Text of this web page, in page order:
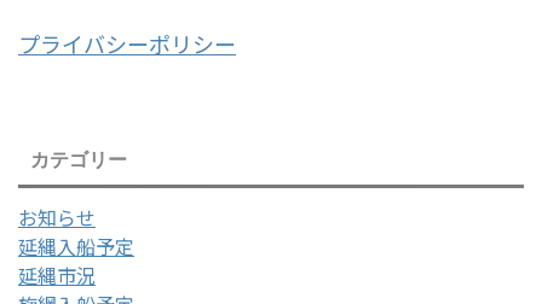
プライバシーポリシー
カテゴリー
お知らせ
延縄入船予定
延縄市況